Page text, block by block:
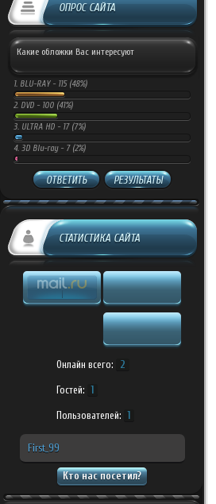
ОПРОС САЙТА
Какие обложки Вас интересуют
1. BLU-RAY - 115 (48%)
2. DVD - 100 (41%)
3. ULTRA HD - 17 (7%)
4. 3D Blu-ray - 7 (2%)
ОТВЕТИТЬ РЕЗУЛЬТАТЫ
СТАТИСТИКА САЙТА
Онлайн всего: 2
Гостей: 1
Пользователей: 1
First_99
Кто нас посетил?